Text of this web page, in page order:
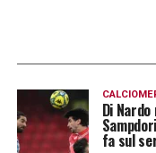
appuntamento
LA PLAYLIST
Di
fa sul